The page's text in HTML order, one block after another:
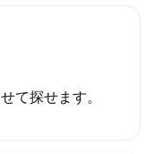
て探せます。